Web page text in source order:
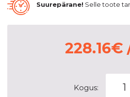
Suurepärane! Selle toote
228.16€
Kogus: